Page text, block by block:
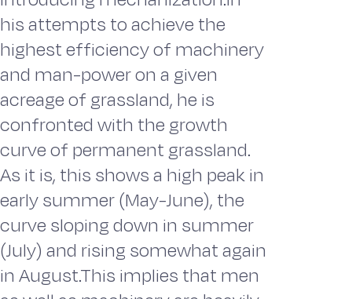
his attempts to achieve the
highest efficiency of machinery
and man-power on a given
acreage of grassland, he is
confronted with the growth
curve of permanent grassland.
As it is, this shows a high peak in
early summer (May-June), the
curve sloping down in summer
(July) and rising somewhat again
in August.This implies that men